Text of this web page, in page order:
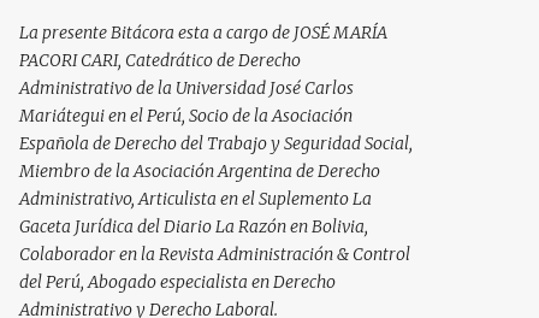
La presente Bitácora esta a cargo de JOSÉ MARÍA
PACORI CARI, Catedrático de Derecho
Administrativo de la Universidad José Carlos
Mariátegui en el Perú, Socio de la Asociación
Española de Derecho del Trabajo y Seguridad Social,
Miembro de la Asociación Argentina de Derecho
Administrativo, Articulista en el Suplemento La
Gaceta Jurídica del Diario La Razón en Bolivia,
Colaborador en la Revista Administración & Control
del Perú, Abogado especialista en Derecho
Administrativo y Derecho Laboral.